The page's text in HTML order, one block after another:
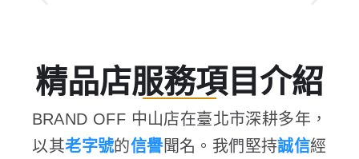
精品店服務項目介紹
BRAND OFF 中山店在臺北市深耕多年，
以其老字號的信譽聞名。我們堅持誠信經